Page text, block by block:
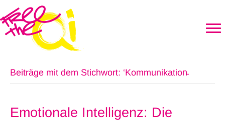
Beiträge mit dem Stichwort: ‘Kommunikation̵
Emotionale Intelligenz: Die